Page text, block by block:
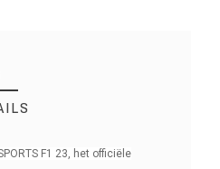
F1 23, het officiële